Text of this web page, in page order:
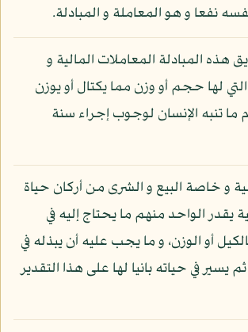
نفعا و هو المعاملة و المبادلة.
المبادلة المعاملات المالية و
لها حجم أو وزن مما يكتال أو يوزن
تنبه الإنسان لوجوب إجراء سنة
و خاصة البيع و الشرى من أركان حياة
يقدر الواحد منهم ما يحتاج إليه في
أو الوزن، و ما يجب عليه أن يبذله في
يسير في حياته بانيا لها على هذا التقدير